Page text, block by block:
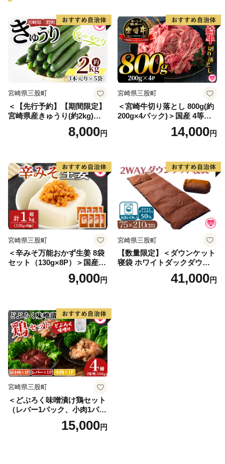
宮崎県三股町
＜【先行予約】【期間限定】
宮崎県産きゅうり(約2kg)＞
(約2kg・3本入り×5袋)パリッ
と甘い魔法のキュウリ「マジ
8,000円
宮崎県三股町
＜宮崎牛切り落とし 800g(約
200g×4パック)＞国産 4等級
以上 A5ランク A4ランク 1キ
ロ 黒毛和牛 牛肉 霜降り ギフ
股町 国産 特産品 精肉 牛肉
セット 詰め合わせ 個包装
【MI196-hr】【肉の豊楽】
14,000円
宮崎県三股町
＜辛みそ万能おかず生姜 8袋
セット（130g×8P）＞国産生
姜を細かく刻み旨みのある味
噌と唐辛子を加えた万能おか
9,000円
宮崎県三股町
【数量限定】＜ダウンケット
寝袋 ホワイトダックダウン5
0% フェザー50% 充填量0.3k
g ブラウン限定コンパクト収
41,000円
宮崎県三股町
＜どぶろく味噌漬け鶏セット
（レバー1パック、小肉1パッ
ク、肩小肉1パック）どぶろ
く味噌（500g）＞南九州産鶏
15,000円